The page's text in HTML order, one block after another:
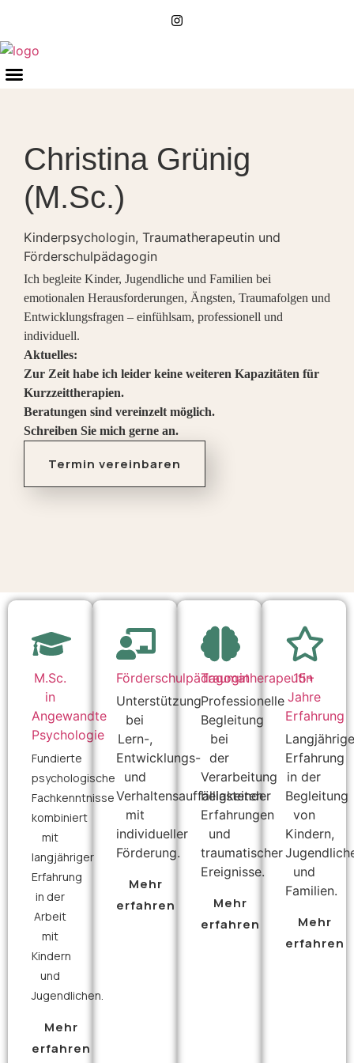
Christina Grünig
(M.Sc.)
Kinderpsychologin, Traumatherapeutin und
Förderschulpädagogin
Ich begleite Kinder, Jugendliche und Familien bei
emotionalen Herausforderungen, Ängsten, Traumafolgen und
Entwicklungsfragen – einfühlsam, professionell und
individuell.
Aktuelles:
Zur Zeit habe ich leider keine weiteren Kapazitäten für
Kurzzeittherapien.
Beratungen sind vereinzelt möglich.
Schreiben Sie mich gerne an.
Termin vereinbaren
M.Sc.
in
Angewandte
Psychologie
Fundierte
psychologische
Fachkenntnisse
kombiniert
mit
langjähriger
Erfahrung
in der
Arbeit
mit
Kindern
und
Jugendlichen.
Mehr
erfahren
Förderschulpädagogin
Unterstützung
bei
Lern-,
Entwicklungs-
und
Verhaltensauffälligkeiten
mit
individueller
Förderung.
Mehr
erfahren
Traumatherapeutin
Professionelle
Begleitung
bei
der
Verarbeitung
belastender
Erfahrungen
und
traumatischer
Ereignisse.
Mehr
erfahren
15+
Jahre
Erfahrung
Langjährige
Erfahrung
in der
Begleitung
von
Kindern,
und
Familien.
Mehr
erfahren